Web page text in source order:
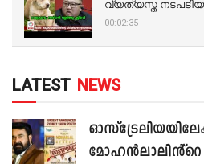
വ്യത്യസ്ത
00:02:35
LATEST NEWS